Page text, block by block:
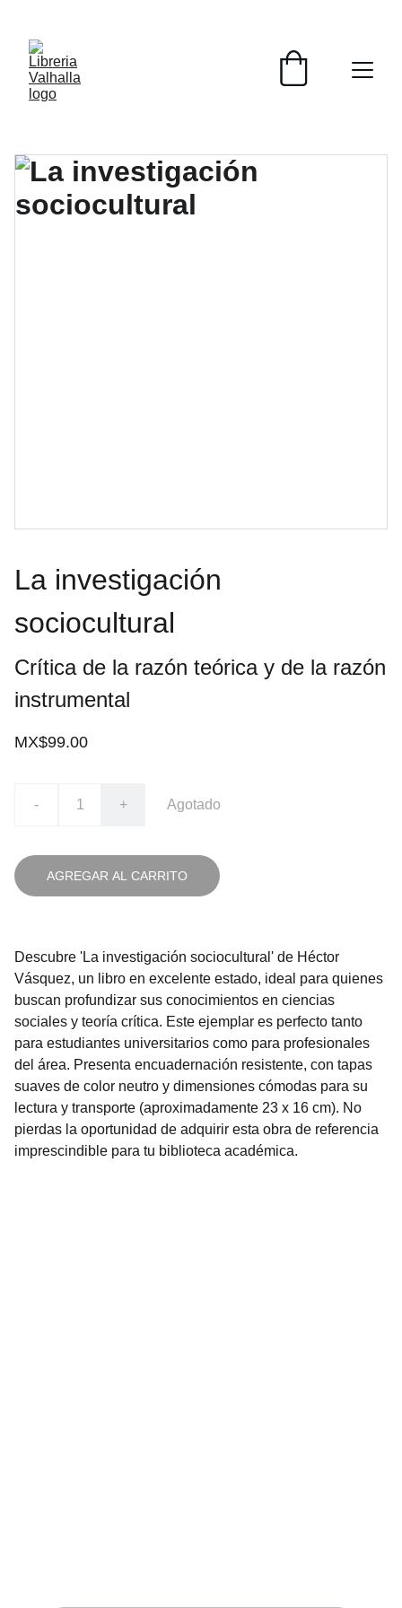
La investigación
sociocultural
Crítica de la razón teórica y de la razón
instrumental
MX$99.00
- + Agotado
AGREGAR AL CARRITO
Descubre 'La investigación sociocultural' de Héctor
Vásquez, un libro en excelente estado, ideal para quienes
buscan profundizar sus conocimientos en ciencias
sociales y teoría crítica. Este ejemplar es perfecto tanto
para estudiantes universitarios como para profesionales
del área. Presenta encuadernación resistente, con tapas
suaves de color neutro y dimensiones cómodas para su
lectura y transporte (aproximadamente 23 x 16 cm). No
pierdas la oportunidad de adquirir esta obra de referencia
imprescindible para tu biblioteca académica.